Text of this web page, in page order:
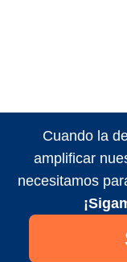
Cuando la
amplificar
necesitamos